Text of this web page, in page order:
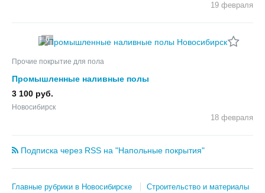
19 февраля
6
Прочие покрытие для пола
Промышленные наливные полы
3 100 руб.
Новосибирск
18 февраля
Подписка через RSS на "Напольные покрытия"
Главные рубрики в Новосибирске
Строительство и материалы